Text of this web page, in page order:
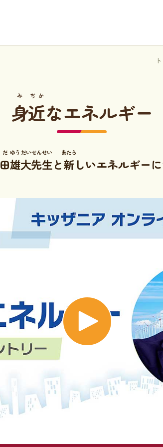
身
み
近
ぢか
なエネルギー
田
だ
雄
ゆう
大
だい
先
せん
生
せい
と新
あたら
しいエネルギー